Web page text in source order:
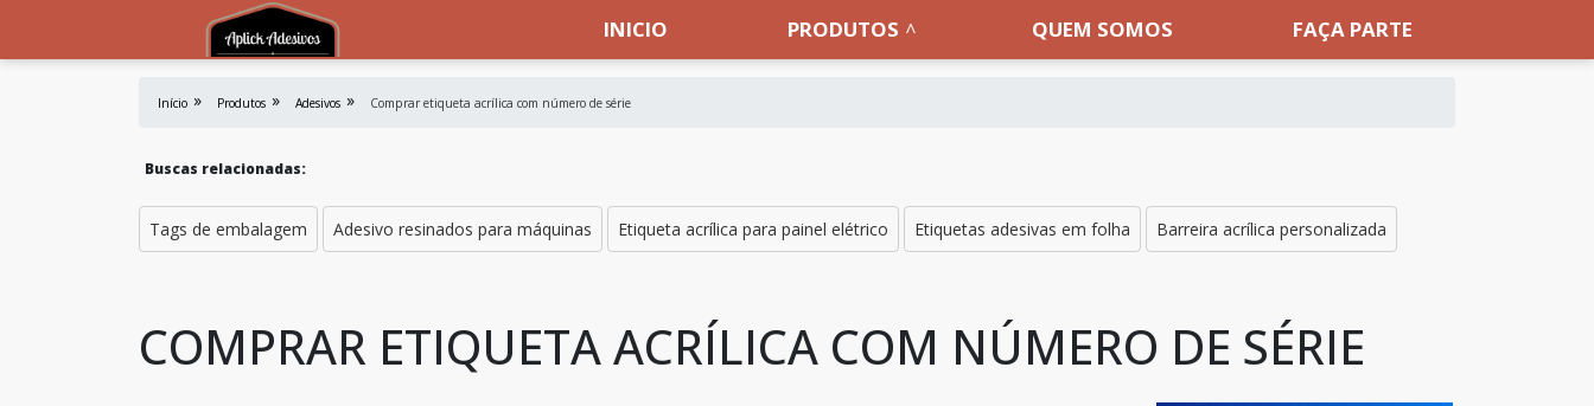
INICIO PRODUTOS QUEM SOMOS FAÇA PARTE
Início Produtos Adesivos Comprar etiqueta acrílica com número de série
Buscas relacionadas:
Tags de embalagem Adesivo resinados para máquinas Etiqueta acrílica para painel elétrico Etiquetas adesivas em folha Barreira acrílica personalizada
COMPRAR ETIQUETA ACRÍLICA COM NÚMERO DE SÉRIE